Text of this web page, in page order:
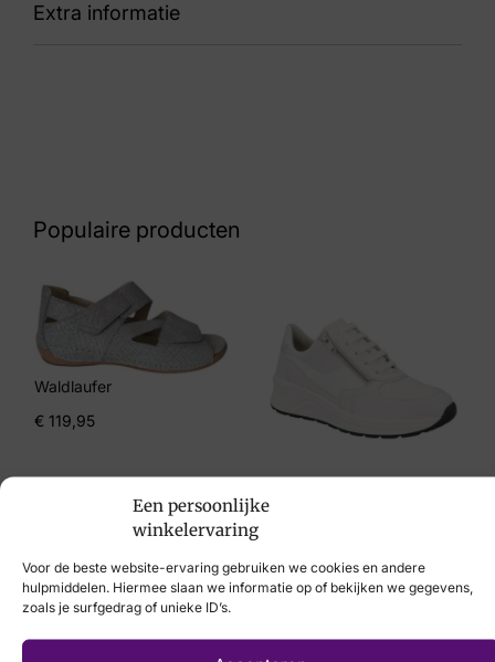
Een persoonlijke
winkelervaring
Voor de beste website-ervaring gebruiken we cookies en andere
hulpmiddelen. Hiermee slaan we informatie op of bekijken we gegevens,
zoals je surfgedrag of unieke ID’s.
Hip/hop
Extra informatie
4, 6
Hartjes
Artikelnummer
Populaire producten
Waldlaufer
€ 119,95